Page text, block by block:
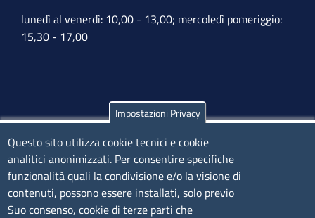
lunedì al venerdì: 10,00 - 13,00; mercoledì pomeriggio:
15,30 - 17,00
Olbia
Via Nanni 43 - 07026 Olbia
Tel. 0789 66122 | 0789 69580
mail:ufficio.olbia@ss.camcom.it
lunedì al venerdì: 9,00 - 12,00; lunedì pomeriggio: 16,00
Impostazioni Privacy
Questo sito utilizza cookie tecnici e cookie
analitici anonimizzati. Per consentire specifiche
funzionalità quali la condivisione e/o la visione di
contenuti, possono essere installati, solo previo
Suo consenso, cookie di terze parti che